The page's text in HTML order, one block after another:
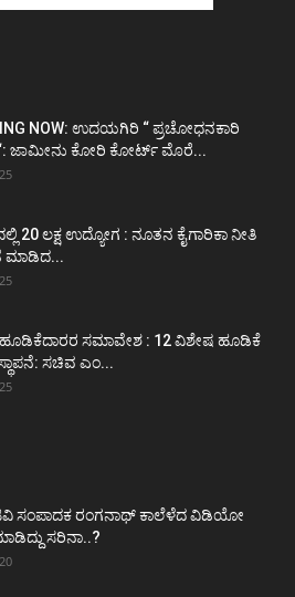
NOW: ಉದಯಗಿರಿ “ ಪ್ರಚೋಧನಕಾರಿ
ಜಾಮೀನು ಕೋರಿ ಕೋರ್ಟ್‌ ಮೊರೆ...
20 ಲಕ್ಷ ಉದ್ಯೋಗ : ನೂತನ ಕೈಗಾರಿಕಾ ನೀತಿ
ಮಾಡಿದ...
ಸಮಾವೇಶ : 12 ವಿಶೇಷ ಹೂಡಿಕೆ
ಸಚಿವ ಎಂ...
ಸಂಪಾದಕ ರಂಗನಾಥ್ ಕಾಲೆಳೆದ ವಿಡಿಯೋ
ಸರಿನಾ..?